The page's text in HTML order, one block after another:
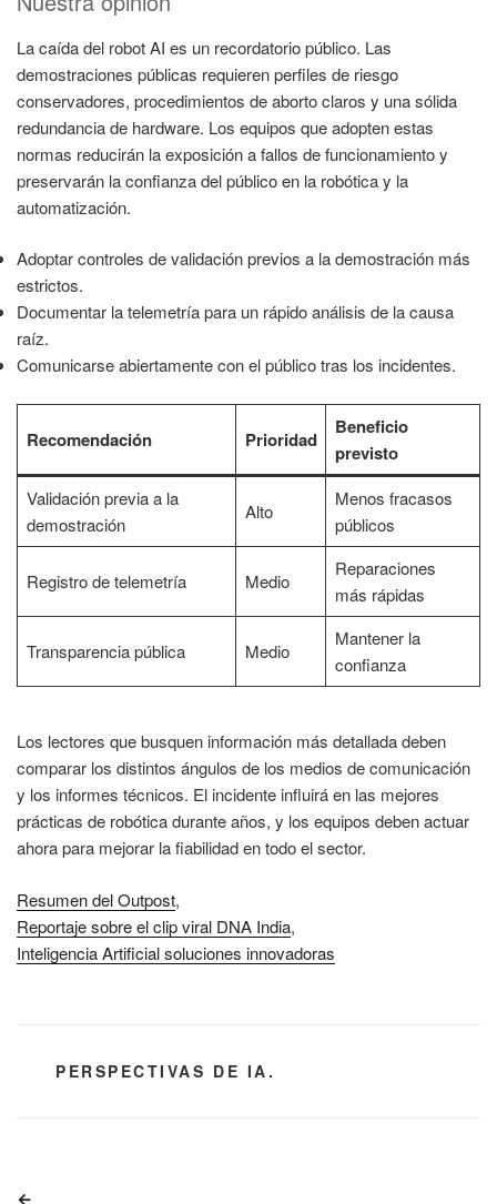
La caída del robot AI es un recordatorio público. Las
demostraciones públicas requieren perfiles de riesgo
conservadores, procedimientos de aborto claros y una sólida
redundancia de hardware. Los equipos que adopten estas
normas reducirán la exposición a fallos de funcionamiento y
preservarán la confianza del público en la robótica y la
automatización.
Adoptar controles de validación previos a la demostración más
estrictos.
Documentar la telemetría para un rápido análisis de la causa
raíz.
Comunicarse abiertamente con el público tras los incidentes.
Recomendación Prioridad
Beneficio
previsto
Validación previa a la
demostración
Alto
Menos fracasos
públicos
Registro de telemetría Medio
Reparaciones
más rápidas
Transparencia pública Medio
Mantener la
confianza
Los lectores que busquen información más detallada deben
comparar los distintos ángulos de los medios de comunicación
y los informes técnicos. El incidente influirá en las mejores
prácticas de robótica durante años, y los equipos deben actuar
ahora para mejorar la fiabilidad en todo el sector.
Resumen del Outpost,
Reportaje sobre el clip viral DNA India,
Inteligencia Artificial soluciones innovadoras
CATEGORÍAS
PERSPECTIVAS DE IA.